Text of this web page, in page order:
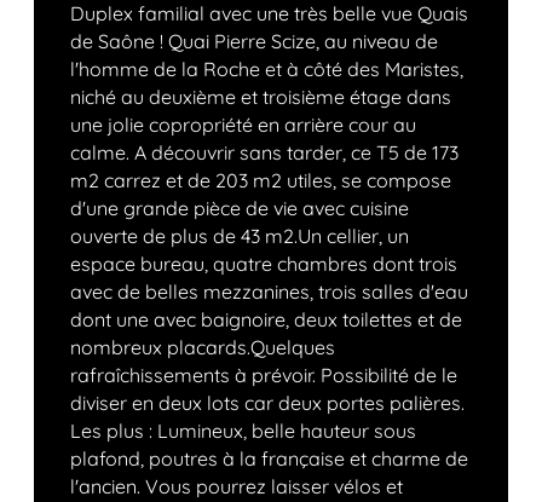
Duplex familial avec une très belle vue Quais
de Saône ! Quai Pierre Scize, au niveau de
l'homme de la Roche et à côté des Maristes,
niché au deuxième et troisième étage dans
une jolie copropriété en arrière cour au
calme. A découvrir sans tarder, ce T5 de 173
m2 carrez et de 203 m2 utiles, se compose
d'une grande pièce de vie avec cuisine
ouverte de plus de 43 m2.Un cellier, un
espace bureau, quatre chambres dont trois
avec de belles mezzanines, trois salles d'eau
dont une avec baignoire, deux toilettes et de
nombreux placards.Quelques
rafraîchissements à prévoir. Possibilité de le
diviser en deux lots car deux portes palières.
Les plus : Lumineux, belle hauteur sous
plafond, poutres à la française et charme de
l'ancien. Vous pourrez laisser vélos et